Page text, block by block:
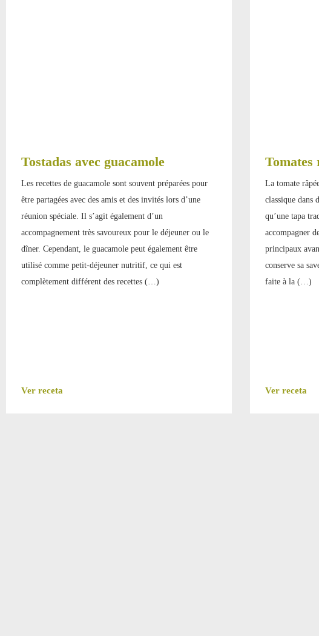
Tostadas avec guacamole
Les recettes de guacamole sont souvent préparées pour
être partagées avec des amis et des invités lors d’une
réunion spéciale. Il s’agit également d’un
accompagnement très savoureux pour le déjeuner ou le
dîner. Cependant, le guacamole peut également être
utilisé comme petit-déjeuner nutritif, ce qui est
complètement différent des recettes (…)
Ver receta
Tomates
La tomate
classique dans
qu’une tapa
accompagner
principaux
conserve sa
faite à la (…)
Ver receta